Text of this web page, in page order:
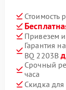
Стоимость
Привезем
Гарантия
BQ 2203B
Срочный
часа
Скидка для